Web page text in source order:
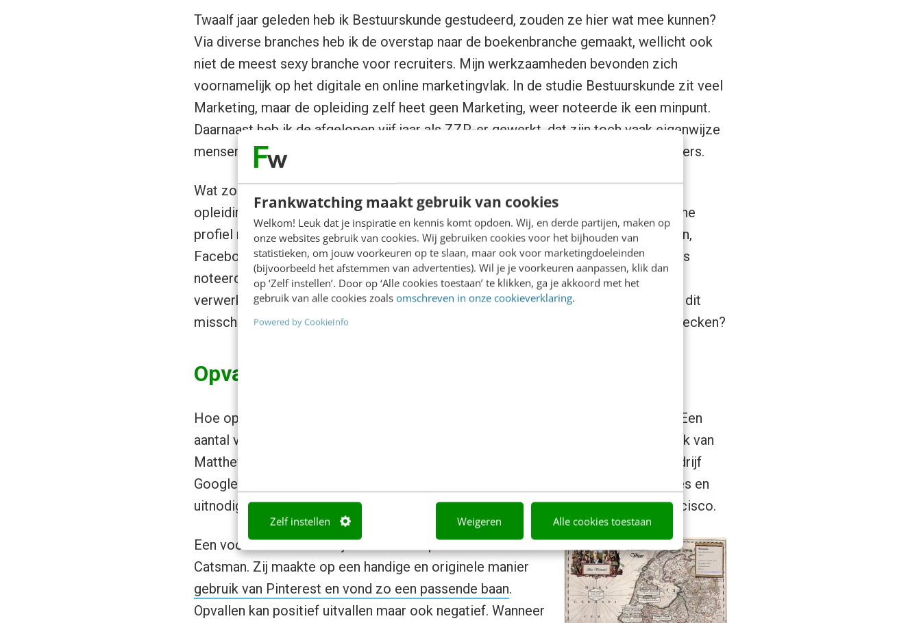
Frankwatching maakt gebruik van cookies
Welkom! Leuk dat je inspiratie en kennis komt opdoen. Wij, en derde partijen, maken op
onze websites gebruik van cookies. Wij gebruiken cookies voor het bijhouden van
statistieken, om jouw voorkeuren op te slaan, maar ook voor marketingdoeleinden
(bijvoorbeeld het afstemmen van advertenties). Wil je je voorkeuren aanpassen, klik dan
op ‘Zelf instellen’. Door op ‘Alle cookies toestaan’ te klikken, ga je akkoord met het
gebruik van alle cookies zoals omschreven in onze cookieverklaring.
Powered by CookieInfo
Zelf instellen Weigeren Alle cookies toestaan
Twaalf jaar geleden heb ik Bestuurskunde gestudeerd, zouden ze hier wat mee kunnen?
Via diverse branches heb ik de overstap naar de boekenbranche gemaakt, wellicht ook
niet de meest sexy branche voor recruiters. Mijn werkzaamheden bevonden zich
voornamelijk op het digitale en online marketingvlak. In de studie Bestuurskunde zit veel
Marketing, maar de opleiding zelf heet geen Marketing, weer noteerde ik een minpunt.
Daarnaast heb ik de afgelopen vijf jaar als ZZP-er gewerkt, dat zijn toch vaak eigenwijze
mensen die niet in loondienst kunnen of willen werken, dacht ik namens de recruiters.
Wat zou dan in mijn voordeel kunnen werken? Ik bedacht dat mijn werk- en
opleidingsverleden wellicht te mistig en te vaag waren, maar dat mijn actuele online
profiel misschien interessanter zou kunnen zijn voor recruiters. Bloggen, Twitteren,
Facebooken, columns en artikelen schrijven, optredensin de media, de pluspuntjes
noteerde ik in de kantlijn van mijn CV. Want waar moest ik deze punten in mijn CV
verwerken? En wat doen recruiters hier mee? Checken ze überhaupt, of weten ze dit
misschien al, omdat ze zelf al bij voorbaat het online profiel van een sollicitant checken?
Opvallen met een online profiel
Hoe opvallend moet een online profiel zijn en hoe val je op met een brief en CV? Een
aantal voorbeelden laten zien hoe je kunt opvallen. De meest bekende is de tactiek van
Matthew Epstein. Hij richtte een
op speciaal bedoeld voor zijn droombedrijf
Google. Google nam hem niet aan, maar Matthew werd bedolven onder de reacties en
uitnodigingen van andere bedrijven en werkt sindsdien bij een start-up in San Francisco.
Een voorbeeld dichter bij huis is de aanpak van Wanda
Catsman. Zij maakte op een handige en originele manier
gebruik van Pinterest en vond zo een passende baan.
Opvallen kan positief uitvallen maar ook negatief. Wanneer